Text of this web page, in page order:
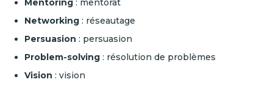
Mentoring : mentorat
Networking : réseautage
Persuasion : persuasion
Problem-solving : résolution de problèmes
Vision : vision